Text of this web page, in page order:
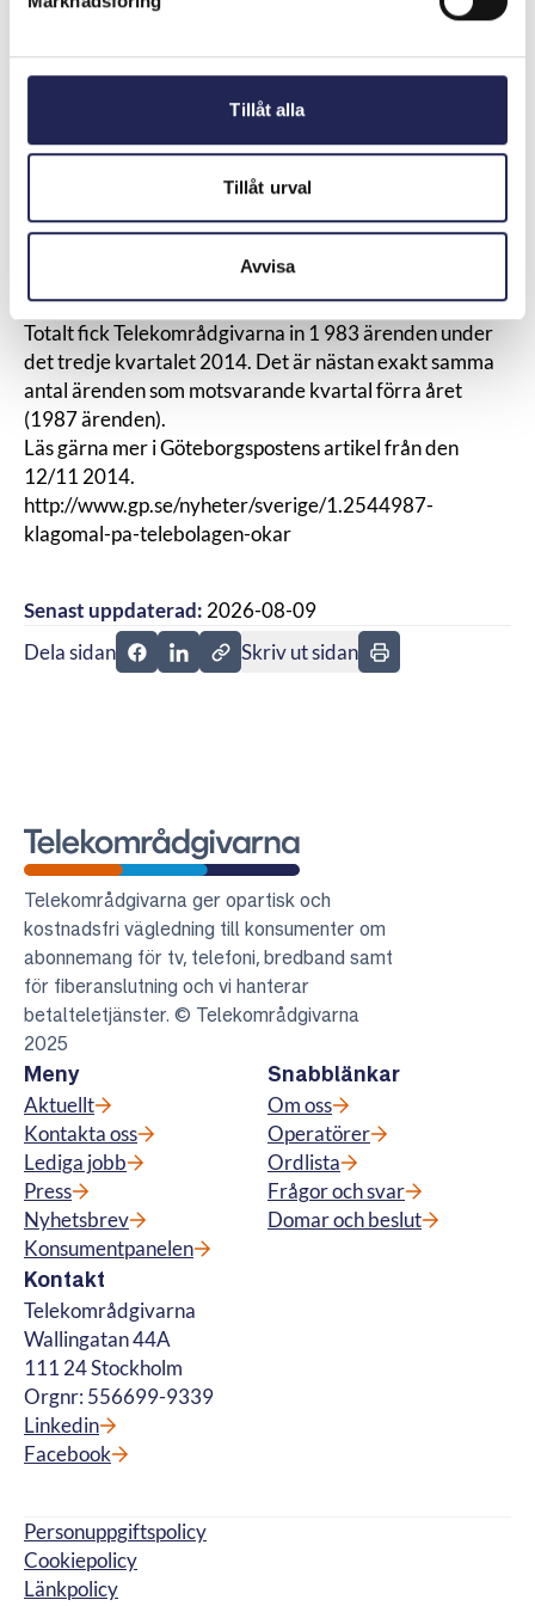
Tillåt alla
Tillåt urval
Avvisa
för användning av tjänst eller värdeminskning på
operatörerna. Konsumenter som vänder sig till
Telekområdgivarna klagar ofta på bristfällig eller
kundtjänster hos operatörerna.
När det gäller ärenden om felaktiga anslutningar för
fast telefoni fortsätter ett antal små operatörer (med
Telekområdgivarna att stå för en stor del av ärendena
(närmare 60 procent).
Totalt fick Telekområdgivarna in 1 983 ärenden under
det tredje kvartalet 2014. Det är nästan exakt samma
antal ärenden som motsvarande kvartal förra året
(1987 ärenden).
Läs gärna mer i Göteborgspostens artikel från den
12/11 2014.
http://www.gp.se/nyheter/sverige/1.2544987-
klagomal-pa-telebolagen-okar
Senast uppdaterad: 2026-08-09
Dela sidan
Dela sidan på Facebook
Dela sidan på Linkedin
Skriv ut sidan
Telekområdgivarna
Telekområdgivarna ger opartisk och
kostnadsfri vägledning till konsumenter om
abonnemang för tv, telefoni, bredband samt
för fiberanslutning och vi hanterar
betalteletjänster. © Telekområdgivarna
2025
Meny
Aktuellt
Kontakta oss
Lediga jobb
Press
Nyhetsbrev
Konsumentpanelen
Snabblänkar
Om oss
Operatörer
Ordlista
Frågor och svar
Domar och beslut
Kontakt
Telekområdgivarna
Wallingatan 44A
111 24 Stockholm
Orgnr: 556699-9339
Linkedin
Facebook
Personuppgiftspolicy
Cookiepolicy
Länkpolicy